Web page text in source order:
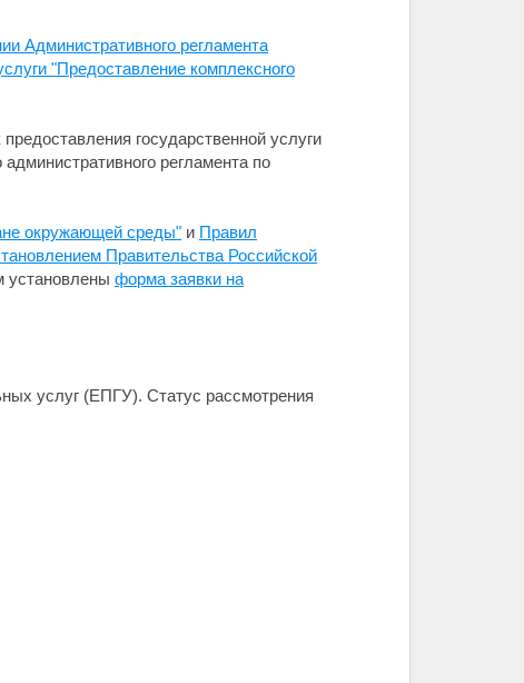
Административного регламента
"Предоставление комплексного
государственной услуги
регламента по
окружающей среды" и Правил
Правительства Российской
установлены форма заявки на
услуг (ЕПГУ). Статус рассмотрения